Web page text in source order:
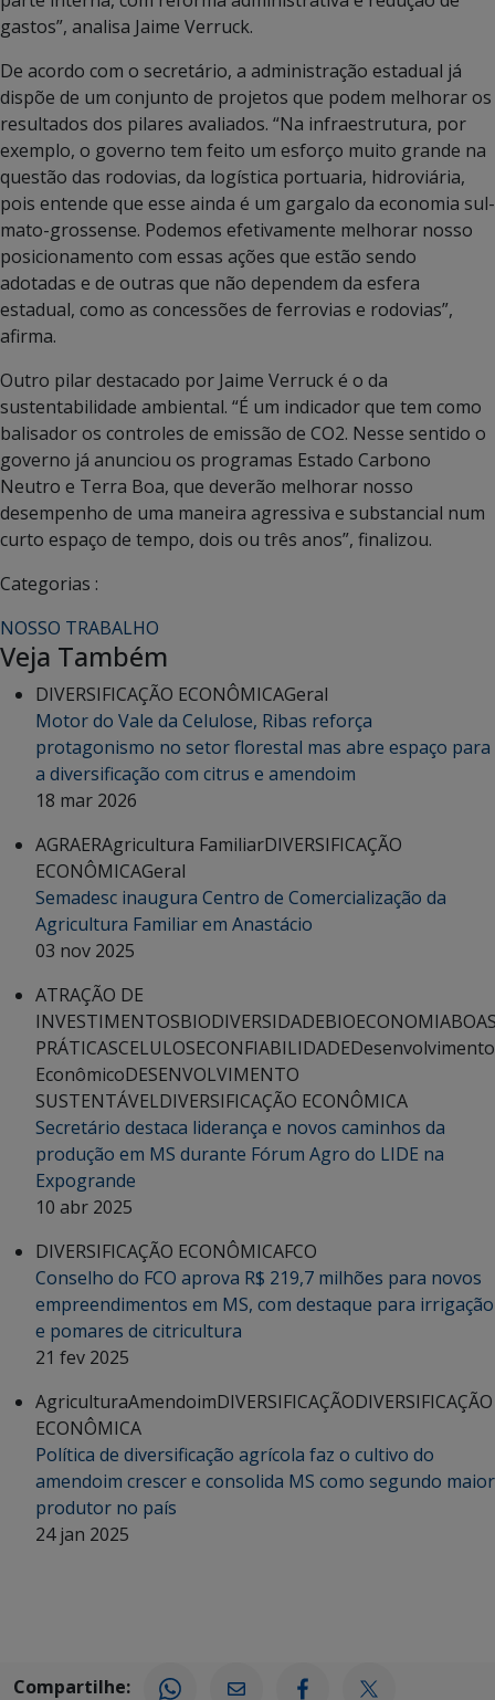
gastos”, analisa Jaime Verruck.
De acordo com o secretário, a administração estadual já
dispõe de um conjunto de projetos que podem melhorar os
resultados dos pilares avaliados. “Na infraestrutura, por
exemplo, o governo tem feito um esforço muito grande na
questão das rodovias, da logística portuaria, hidroviária,
pois entende que esse ainda é um gargalo da economia sul-
mato-grossense. Podemos efetivamente melhorar nosso
posicionamento com essas ações que estão sendo
adotadas e de outras que não dependem da esfera
estadual, como as concessões de ferrovias e rodovias”,
afirma.
Outro pilar destacado por Jaime Verruck é o da
sustentabilidade ambiental. “É um indicador que tem como
balisador os controles de emissão de CO2. Nesse sentido o
governo já anunciou os programas Estado Carbono
Neutro e Terra Boa, que deverão melhorar nosso
desempenho de uma maneira agressiva e substancial num
curto espaço de tempo, dois ou três anos”, finalizou.
Categorias :
NOSSO TRABALHO
Veja Também
DIVERSIFICAÇÃO ECONÔMICAGeral
Motor do Vale da Celulose, Ribas reforça
protagonismo no setor florestal mas abre espaço para
a diversificação com citrus e amendoim
18 mar 2026
AGRAERAgricultura FamiliarDIVERSIFICAÇÃO
ECONÔMICAGeral
Semadesc inaugura Centro de Comercialização da
Agricultura Familiar em Anastácio
03 nov 2025
ATRAÇÃO DE
INVESTIMENTOSBIODIVERSIDADEBIOECONOMIA
PRÁTICASCELULOSECONFIABILIDADEDesenvolvimento
EconômicoDESENVOLVIMENTO
SUSTENTÁVELDIVERSIFICAÇÃO ECONÔMICA
Secretário destaca liderança e novos caminhos da
produção em MS durante Fórum Agro do LIDE na
Expogrande
10 abr 2025
DIVERSIFICAÇÃO ECONÔMICAFCO
Conselho do FCO aprova R$ 219,7 milhões para novos
empreendimentos em MS, com destaque para irrigação
e pomares de citricultura
21 fev 2025
AgriculturaAmendoimDIVERSIFICAÇÃODIVERSIFICAÇÃO
ECONÔMICA
Política de diversificação agrícola faz o cultivo do
amendoim crescer e consolida MS como segundo maior
produtor no país
24 jan 2025
Compartilhe: